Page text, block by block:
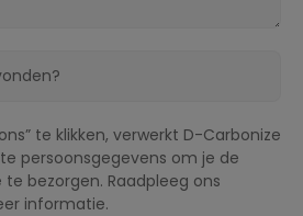
te klikken, verwerkt D-Carbonize
persoonsgegevens om je de
bezorgen. Raadpleeg ons
informatie.